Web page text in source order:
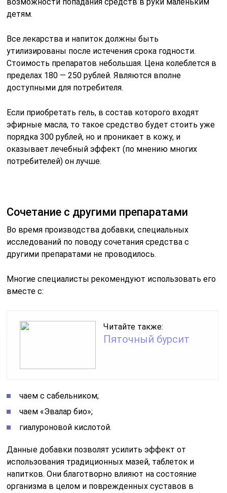
возможности попадания средств в руки маленьким
детям.
Все лекарства и напиток должны быть
утилизированы после истечения срока годности.
Стоимость препаратов небольшая. Цена колеблется в
пределах 180 — 250 рублей. Являются вполне
доступными для потребителя.
Если приобретать гель, в состав которого входят
эфирные масла, то такое средство будет стоить уже
порядка 300 рублей, но и проникает в кожу, и
оказывает лечебный эффект (по мнению многих
потребителей) он лучше.
Сочетание с другими препаратами
Во время производства добавки, специальных
исследований по поводу сочетания средства с
другими препаратами не проводилось.
Многие специалисты рекомендуют использовать его
вместе с:
Читайте также:
Пяточный бурсит
чаем с сабельником;
чаем «Эвалар био»;
гиалуроновой кислотой.
Данные добавки позволят усилить эффект от
использования традиционных мазей, таблеток и
напитков. Они благотворно влияют на состояние
организма в целом и поврежденных суставов в